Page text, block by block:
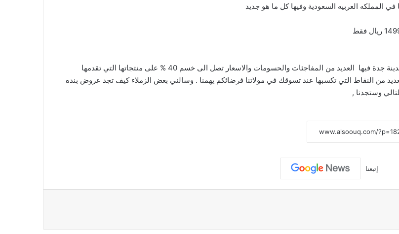
المملكه العربيه السعودية وفيها كل ما هو جديد
: عروضنا في عروض بندة الجديدة في مدينة جدة فيها العديد من المفاجئات والحسومات والاسعار تصل الى خسم 40 % على منتجاتها التي تقدمها
من النقاط التي تكسبها عند تسوقك في مولاتنا فرضائكم يهمنا . وسالني بعض الزملاء كيف تجد عروض بنده
وستجدنا ,
إتبعنا